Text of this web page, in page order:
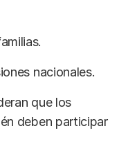
nacionales.
que los
deben participar